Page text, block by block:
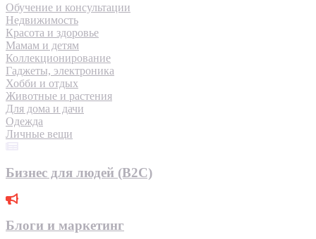
Обучение и консультации
Недвижимость
Красота и здоровье
Мамам и детям
Коллекционирование
Гаджеты, электроника
Хобби и отдых
Животные и растения
Для дома и дачи
Одежда
Личные вещи
Бизнес для людей (B2C)
Блоги и маркетинг